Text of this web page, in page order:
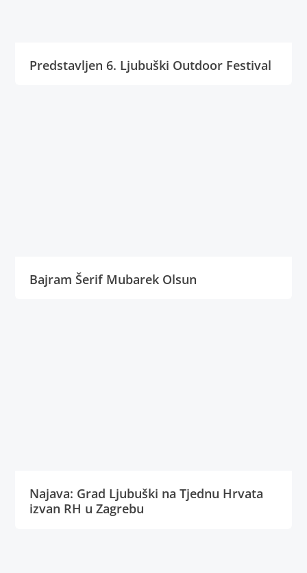
Predstavljen 6. Ljubuški Outdoor Festival
Bajram Šerif Mubarek Olsun
Najava: Grad Ljubuški na Tjednu Hrvata
izvan RH u Zagrebu